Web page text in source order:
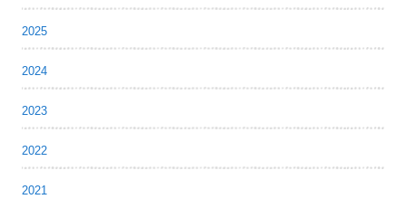
2025
2024
2023
2022
2021